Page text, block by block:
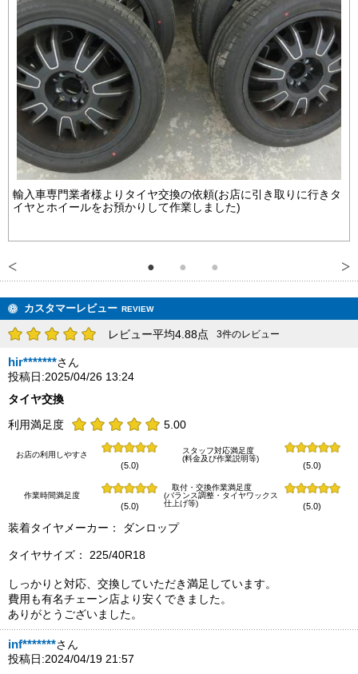
輸入車専門業者様よりタイヤ交換の依頼(お店に引き取りに行きタ
イヤとホイールをお預かりして作業しました)
カスタマーレビュー REVIEW
レビュー平均4.88点 3件のレビュー
hir*******さん
投稿日:2025/04/26 13:24
タイヤ交換
利用満足度
5.00
お店の利用しやすさ
(5.0)
スタッフ対応満足度
(料金及び作業説明等)
(5.0)
作業時間満足度
(5.0)
取付・交換作業満足度
(バランス調整・タイヤワックス
仕上げ等)
(5.0)
装着タイヤメーカー： ダンロップ
タイヤサイズ： 225/40R18
しっかりと対応、交換していただき満足しています。
費用も有名チェーン店より安くできました。
ありがとうございました。
inf*******さん
投稿日:2024/04/19 21:57